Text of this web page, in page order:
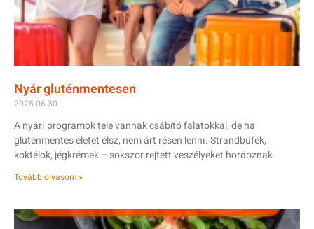
Nyár gluténmentesen
2025-06-30
A nyári programok tele vannak csábító falatokkal, de ha
gluténmentes életet élsz, nem árt résen lenni. Strandbüfék,
koktélok, jégkrémek – sokszor rejtett veszélyeket hordoznak.
Tovább olvasom »